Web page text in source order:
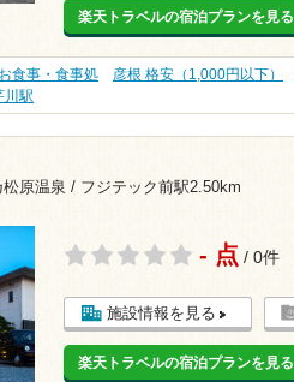
楽天トラベルの宿泊プランを見る
食事・食事処 彦根 格安（1,000円以下）
川駅
原温泉 / フジテック前駅2.50km
- 点 / 0件
施設情報を見る
楽天トラベルの宿泊プランを見る